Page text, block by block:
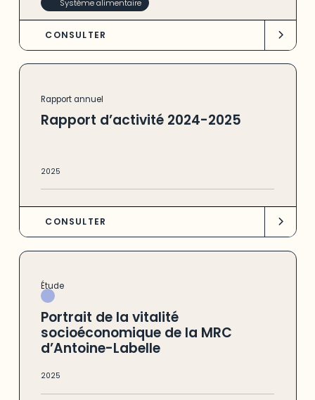
Système alimentaire
CONSULTER
Rapport annuel
Rapport d’activité 2024-2025
2025
CONSULTER
Étude
Portrait de la vitalité
socioéconomique de la MRC
d’Antoine-Labelle
2025